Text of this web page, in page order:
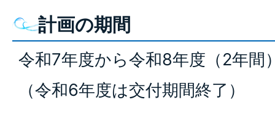
計画の期間
令和7年度から令和8年度（2年間
（令和6年度は交付期間終了）